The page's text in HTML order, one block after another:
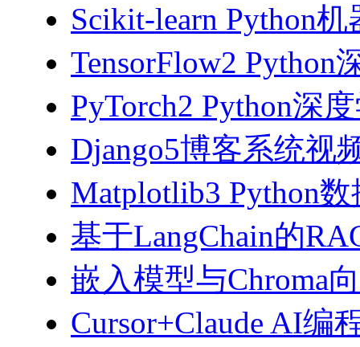
Scikit-learn Python
TensorFlow2 Python
PyTorch2 Python深
Django5博客系统视
Matplotlib3 Python
基于LangChain的
嵌入模型与Chroma
Cursor+Claude AI编